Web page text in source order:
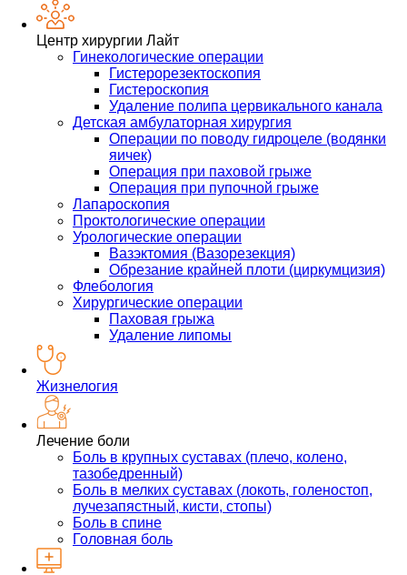
Центр хирургии Лайт
Гинекологические операции
Гистерорезектоскопия
Гистероскопия
Удаление полипа цервикального канала
Детская амбулаторная хирургия
Операции по поводу гидроцеле (водянки
яичек)
Операция при паховой грыже
Операция при пупочной грыже
Лапароскопия
Проктологические операции
Урологические операции
Вазэктомия (Вазорезекция)
Обрезание крайней плоти (циркумцизия)
Флебология
Хирургические операции
Паховая грыжа
Удаление липомы
Жизнелогия
Лечение боли
Боль в крупных суставах (плечо, колено,
тазобедренный)
Боль в мелких суставах (локоть, голеностоп,
лучезапястный, кисти, стопы)
Боль в спине
Головная боль